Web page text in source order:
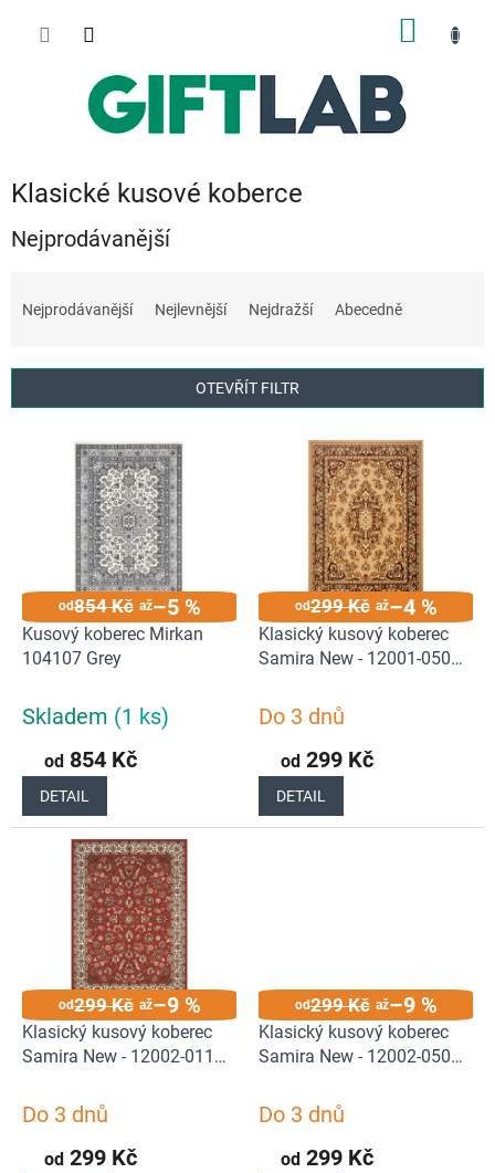
Klasické kusové koberce
Nejprodávanější
í
Nejprodávanější Nejlevnější Nejdražší Abecedně
OTEVŘÍT FILTR
od854 Kč až–5 %
Kusový koberec Mirkan
104107 Grey
Skladem (1 ks)
od 854 Kč
DETAIL
od299 Kč až–4 %
Klasický kusový koberec
Samira New - 12001-050
Do 3 dnů
od 299 Kč
DETAIL
od299 Kč až–9 %
Klasický kusový koberec
Samira New - 12002-011
Do 3 dnů
od 299 Kč
od299 Kč až–9 %
Klasický kusový koberec
Samira New - 12002-050
Do 3 dnů
od 299 Kč